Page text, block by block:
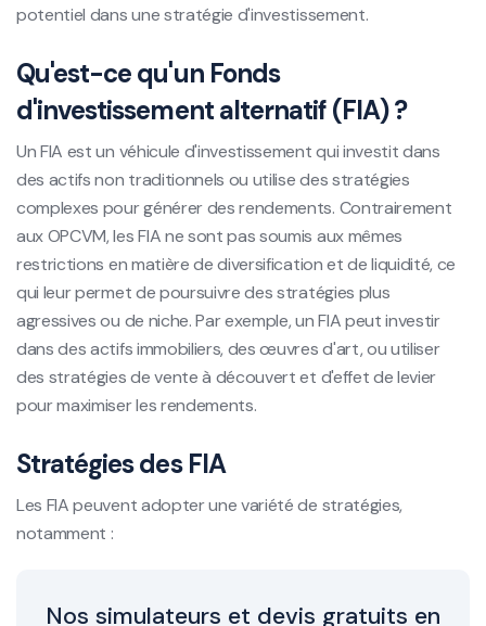
potentiel dans une stratégie d'investissement.
Qu'est-ce qu'un Fonds
d'investissement alternatif (FIA) ?
Un FIA est un véhicule d'investissement qui investit dans
des actifs non traditionnels ou utilise des stratégies
complexes pour générer des rendements. Contrairement
aux OPCVM, les FIA ne sont pas soumis aux mêmes
restrictions en matière de diversification et de liquidité, ce
qui leur permet de poursuivre des stratégies plus
agressives ou de niche. Par exemple, un FIA peut investir
dans des actifs immobiliers, des œuvres d'art, ou utiliser
des stratégies de vente à découvert et d'effet de levier
pour maximiser les rendements.
Stratégies des FIA
Les FIA peuvent adopter une variété de stratégies,
notamment :
Nos simulateurs et devis gratuits en